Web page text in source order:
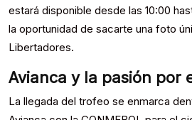
estará disponible desde las 10:00
la oportunidad de sacarte una foto
Libertadores.
Avianca y la pasión por
La llegada del trofeo se enmarca